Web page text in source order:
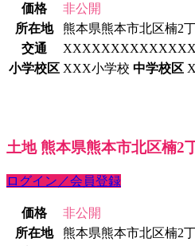
価格
非公開
所在地
熊本県熊本市北区楠2
交通
小学校区 XXX小学校 中学校区
土地 熊本県熊本市北区楠2
ログイン／会員登録
価格
非公開
所在地
熊本県熊本市北区楠2